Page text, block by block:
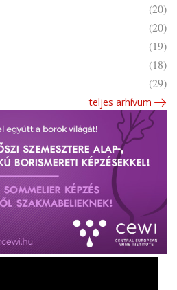
(20)
(20)
(19)
(18)
(29)
teljes arhívum